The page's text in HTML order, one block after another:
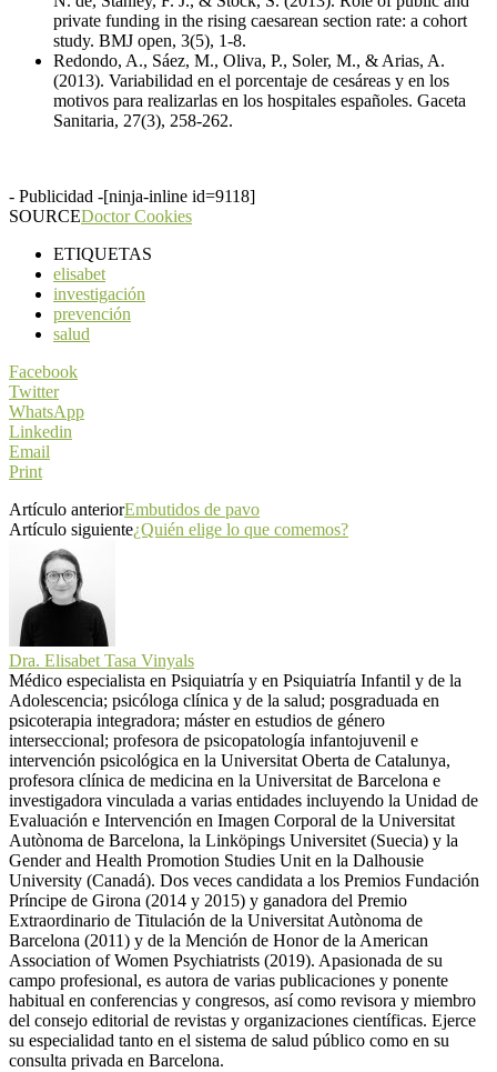
private funding in the rising caesarean section rate: a cohort
study. BMJ open, 3(5), 1-8.
Redondo, A., Sáez, M., Oliva, P., Soler, M., & Arias, A.
(2013). Variabilidad en el porcentaje de cesáreas y en los
motivos para realizarlas en los hospitales españoles. Gaceta
Sanitaria, 27(3), 258-262.
- Publicidad -[ninja-inline id=9118]
SOURCEDoctor Cookies
ETIQUETAS
elisabet
investigación
prevención
salud
Facebook
Twitter
WhatsApp
Linkedin
Email
Print
Artículo anteriorEmbutidos de pavo
Artículo siguiente¿Quién elige lo que comemos?
Dra. Elisabet Tasa Vinyals
Médico especialista en Psiquiatría y en Psiquiatría Infantil y de la
Adolescencia; psicóloga clínica y de la salud; posgraduada en
psicoterapia integradora; máster en estudios de género
interseccional; profesora de psicopatología infantojuvenil e
intervención psicológica en la Universitat Oberta de Catalunya,
profesora clínica de medicina en la Universitat de Barcelona e
investigadora vinculada a varias entidades incluyendo la Unidad de
Evaluación e Intervención en Imagen Corporal de la Universitat
Autònoma de Barcelona, la Linköpings Universitet (Suecia) y la
Gender and Health Promotion Studies Unit en la Dalhousie
University (Canadá). Dos veces candidata a los Premios Fundación
Príncipe de Girona (2014 y 2015) y ganadora del Premio
Extraordinario de Titulación de la Universitat Autònoma de
Barcelona (2011) y de la Mención de Honor de la American
Association of Women Psychiatrists (2019). Apasionada de su
campo profesional, es autora de varias publicaciones y ponente
habitual en conferencias y congresos, así como revisora y miembro
del consejo editorial de revistas y organizaciones científicas. Ejerce
su especialidad tanto en el sistema de salud público como en su
consulta privada en Barcelona.